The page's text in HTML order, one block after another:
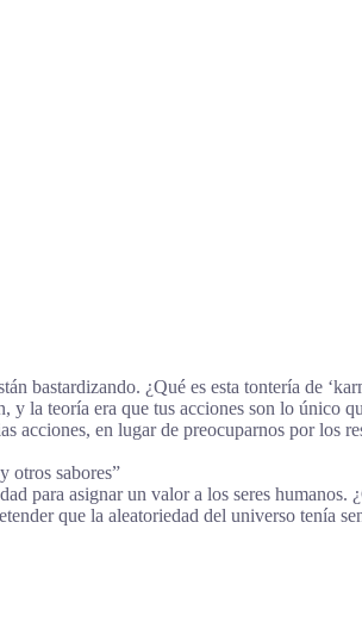
bastardizando. ¿Qué es esta tontería de
y la teoría era que tus acciones son lo único
acciones, en lugar de preocuparnos por los
otros sabores”
para asignar un valor a los seres humanos.
que la aleatoriedad del universo tenía